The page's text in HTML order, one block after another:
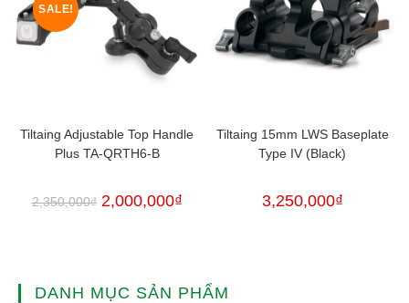
SALE!
Tiltaing Adjustable Top Handle
Plus TA-QRTH6-B
2,350,000₫ 2,000,000₫
Tiltaing 15mm LWS Baseplate
Type IV (Black)
3,250,000₫
DANH MỤC SẢN PHẨM